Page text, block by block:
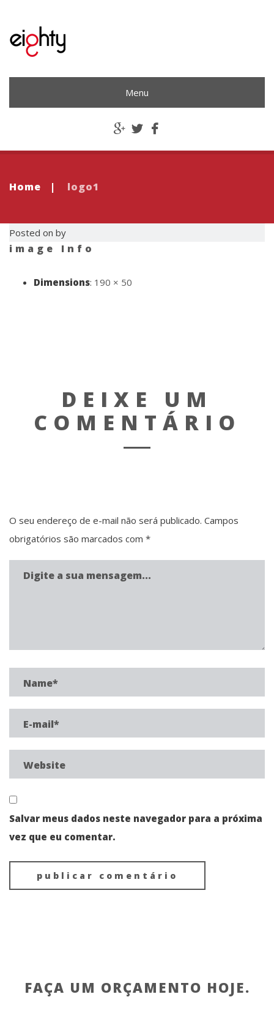
Menu
Home | logo1
Posted on by
image Info
Dimensions: 190 × 50
DEIXE UM
COMENTÁRIO
O seu endereço de e-mail não será publicado. Campos
obrigatórios são marcados com *
Salvar meus dados neste navegador para a próxima
vez que eu comentar.
FAÇA UM ORÇAMENTO HOJE.